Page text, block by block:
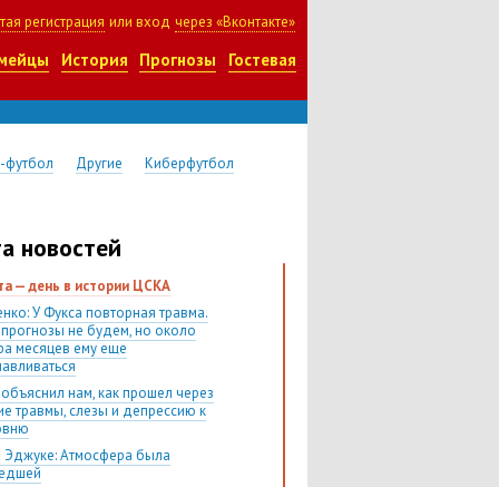
регистрация или вход через «Вконтакте»
История Прогнозы Гостевая
Другие Киберфутбол
новостей
— день в истории ЦСКА
У Фукса повторная травма.
не будем, но около
месяцев ему еще
нам, как прошел через
травмы, слезы и депрессию к
Атмосфера была